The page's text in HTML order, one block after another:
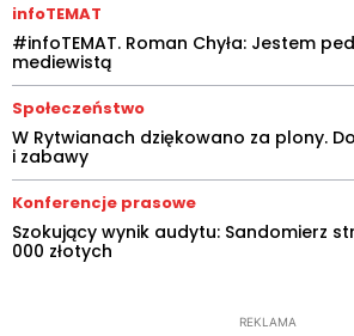
infoTEMAT
#infoTEMAT. Roman Chyła: Jestem
mediewistą
Społeczeństwo
W Rytwianach dziękowano za plony.
i zabawy
Konferencje prasowe
Szokujący wynik audytu: Sandomierz
000 złotych
REKLAMA